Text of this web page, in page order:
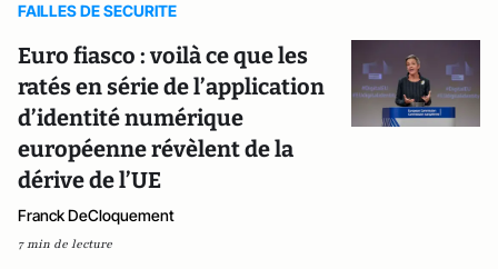
FAILLES DE SECURITE
Euro fiasco : voilà ce que les
ratés en série de l’application
d’identité numérique
européenne révèlent de la
dérive de l’UE
Franck DeCloquement
7 min de lecture